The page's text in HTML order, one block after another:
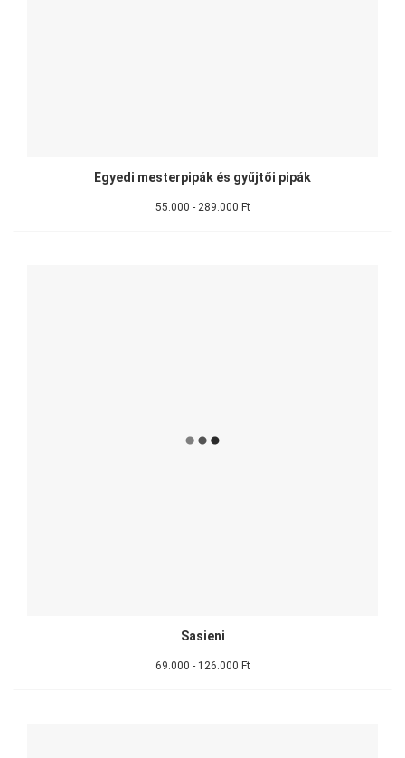
Egyedi mesterpipák és gyűjtői pipák
55.000 - 289.000 Ft
Sasieni
69.000 - 126.000 Ft